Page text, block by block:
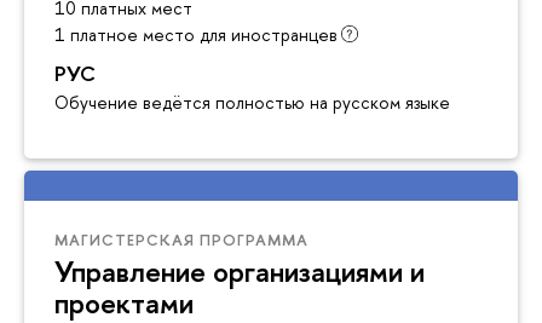
10 платных мест
1 платное место для иностранцев
РУС
Обучение ведётся полностью на русском языке
МАГИСТЕРСКАЯ ПРОГРАММА
Управление организациями и
проектами